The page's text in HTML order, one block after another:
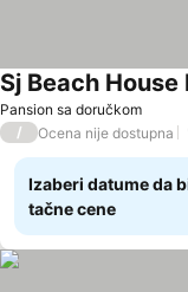
Pansion sa doručkom
Sj Beach House
/ Ocena nije dostupna
Izaberi datume da
tačne cene